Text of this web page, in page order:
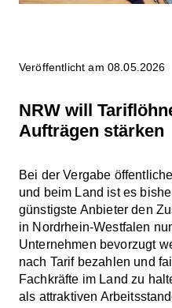
Veröffentlicht am 08.05.2026
NRW will
Aufträgen stärken
Bei der Vergabe
und beim Land ist es
günstigste Anbieter den
in Nordrhein-Westfalen
Unternehmen bevorzugt
nach Tarif bezahlen und
Fachkräfte im Land zu
als attraktiven